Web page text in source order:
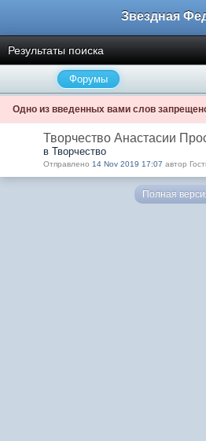
Результаты поиска
Форумы
Одно из введенных вами слов
Творчество Анастасии
в Творчество
Отправлено 14 Nov 2019 17:07 автор
Полная